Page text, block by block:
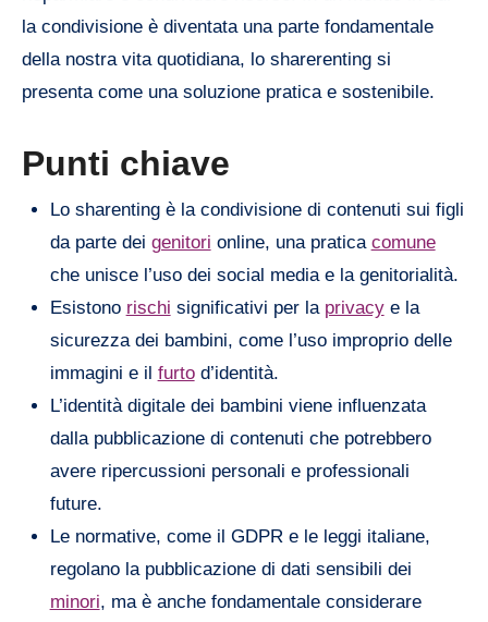
la condivisione è diventata una parte fondamentale
della nostra vita quotidiana, lo sharerenting si
presenta come una soluzione pratica e sostenibile.
Punti chiave
Lo sharenting è la condivisione di contenuti sui figli
da parte dei genitori online, una pratica comune
che unisce l’uso dei social media e la genitorialità.
Esistono rischi significativi per la privacye la
sicurezza dei bambini, come l’uso improprio delle
immagini e il furtod’identità.
L’identità digitale dei bambini viene influenzata
dalla pubblicazione di contenuti che potrebbero
avere ripercussioni personali e professionali
future.
Le normative, come il GDPR e le leggi italiane,
regolano la pubblicazione di dati sensibili dei
minori, ma è anche fondamentale considerare